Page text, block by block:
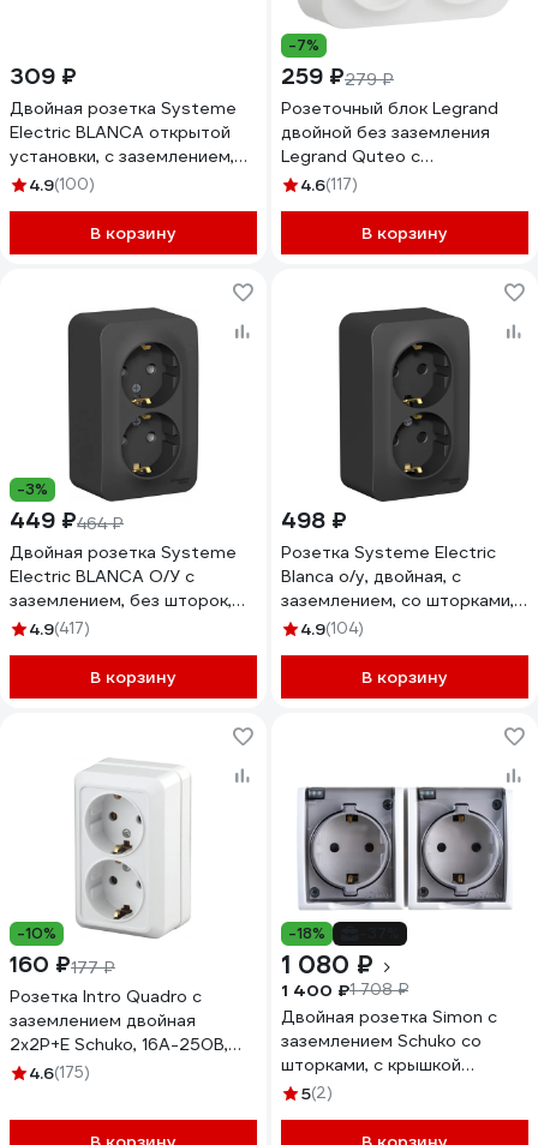
309 ₽
Двойная розетка Systeme
Electric BLANCA открытой
установки, с заземлением,
без шторок, молочный
4.9(100)
В корзину
-7%
259 ₽279 ₽
Розеточный блок Legrand
двойной без заземления
Legrand Quteo с
предварительным
IP20 16А 250В винтовые
зажимы накладной монтаж
4.6(117)
В корзину
-3%
449 ₽464 ₽
Двойная розетка Systeme
Electric BLANCA О/У с
заземлением, без шторок,
АНТРАЦИТ BLNRA010216
4.9(417)
В корзину
498 ₽
Розетка Systeme Electric
Blanca о/у, двойная, с
заземлением, со шторками,
изол.пл., 16а, 250в, антрацит
4.9(104)
В корзину
-10%
160 ₽177 ₽
Розетка Intro Quadro с
заземлением двойная
2x2P+E Schuko, 16А-250В,
IP20, открытая установка,
4.6(175)
-18%
1 080 ₽
1 400 ₽1 708 ₽
Двойная розетка Simon с
заземлением Schuko со
шторками, с крышкой
полупрозрачной, IP54, 16А
5(2)